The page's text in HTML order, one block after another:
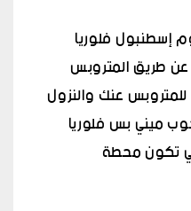
إسطنبول فلوريا
طريق المتروبس
عنك والنزول
ميني بس فلوريا
تكون محطة